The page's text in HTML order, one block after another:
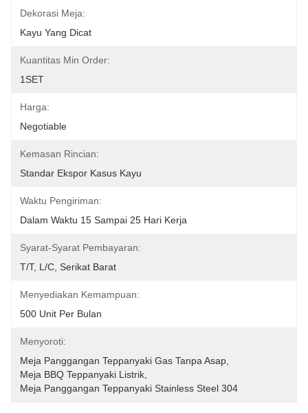
Dekorasi Meja:
Kayu Yang Dicat
Kuantitas Min Order:
1SET
Harga:
Negotiable
Kemasan Rincian:
Standar Ekspor Kasus Kayu
Waktu Pengiriman:
Dalam Waktu 15 Sampai 25 Hari Kerja
Syarat-Syarat Pembayaran:
T/T, L/C, Serikat Barat
Menyediakan Kemampuan:
500 Unit Per Bulan
Menyoroti:
Meja Panggangan Teppanyaki Gas Tanpa Asap
Meja BBQ Teppanyaki Listrik
Meja Panggangan Teppanyaki Stainless Steel 304